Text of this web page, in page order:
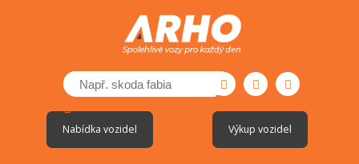
Nabídka vozidel Výkup vozidel